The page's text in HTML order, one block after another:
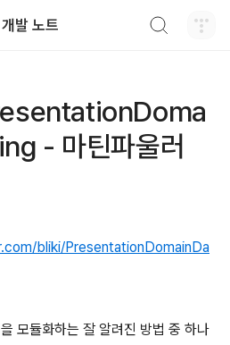
개발 노트
- 마틴파울러
bliki/PresentationDomainDa
모듈화하는 잘 알려진 방법 중 하나